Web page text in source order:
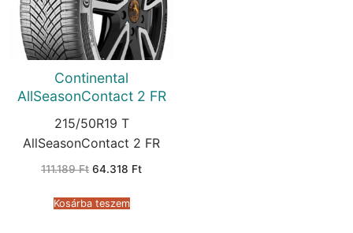
Continental
AllSeasonContact 2 FR
215/50R19 T
AllSeasonContact 2 FR
111.189Ft Original
111.189 Ft.
64.318 FtCurrent
Kosárba teszem